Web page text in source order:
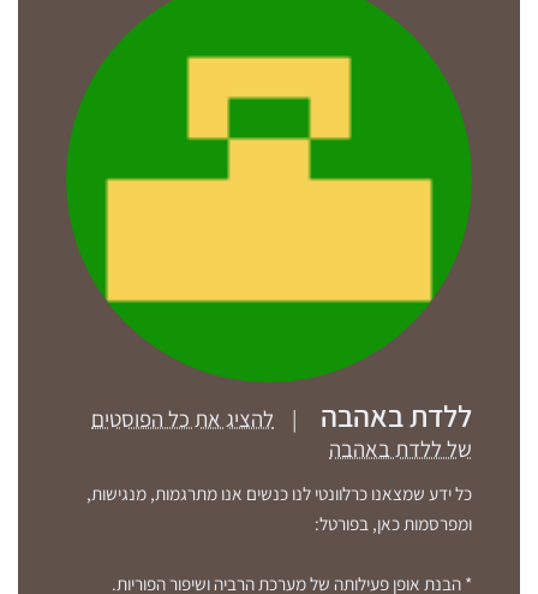
ללדת באהבה |
להציג את כל הפוסטים
של ללדת באהבה
כל ידע שמצאנו כרלוונטי לנו כנשים אנו מתרגמות, מנגישות,
ומפרסמות כאן, בפורטל:
* הבנת אופן פעילותה של מערכת הרביה ושיפור הפוריות.